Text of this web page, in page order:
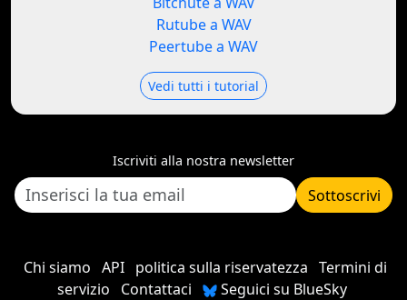
Rutube a WAV
Peertube a WAV
Vedi tutti i tutorial
Iscriviti alla nostra newsletter
Sottoscrivi
Chi siamo API politica sulla riservatezza Termini di
servizio
Contattaci Seguici su BlueSky